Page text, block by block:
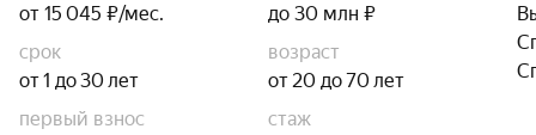
от 15 045 ₽/мес.
до 30 млн ₽
срок
от 1 до 30 лет
возраст
от 20 до 70 лет
первый взнос
стаж